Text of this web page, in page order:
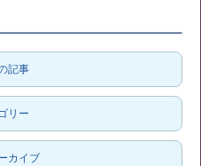
記事
リー
カイブ